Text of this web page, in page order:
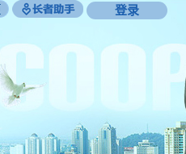
登录